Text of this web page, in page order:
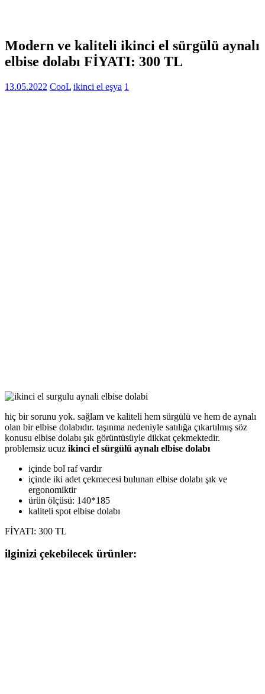
Modern ve kaliteli ikinci el sürgülü aynalı
elbise dolabı FİYATI: 300 TL
13.05.2022 CooL ikinci el eşya 1
hiç bir sorunu yok. sağlam ve kaliteli hem sürgülü ve hem de aynalı
olan bir elbise dolabıdır. taşınma nedeniyle satılığa çıkartılmış söz
konusu elbise dolabı şık görüntüsüyle dikkat çekmektedir.
problemsiz ucuz ikinci el sürgülü aynalı elbise dolabı
içinde bol raf vardır
içinde iki adet çekmecesi bulunan elbise dolabı şık ve
ergonomiktir
ürün ölçüsü: 140*185
kaliteli spot elbise dolabı
FİYATI: 300 TL
ilginizi çekebilecek ürünler: